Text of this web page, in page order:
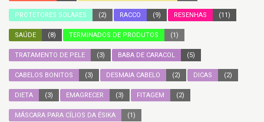
PROTETORES SOLARES (2) RACCO (9) RESENHAS (11)
SAÚDE (8) TERMINADOS DE PRODUTOS (1)
TRATAMENTO DE PELE (3) BABA DE CARACOL (5)
CABELOS BONITOS (3) DESMAIA CABELO (2) DICAS (2)
DIETA (3) EMAGRECER (3) FITAGEM (2)
MÁSCARA PARA CÍLIOS DA ÉSIKA (1)